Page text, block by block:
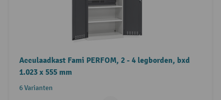
Acculaadkast Fami PERFOM, 2 - 4 legborden, bxd
1.023 x 555 mm
6 Varianten